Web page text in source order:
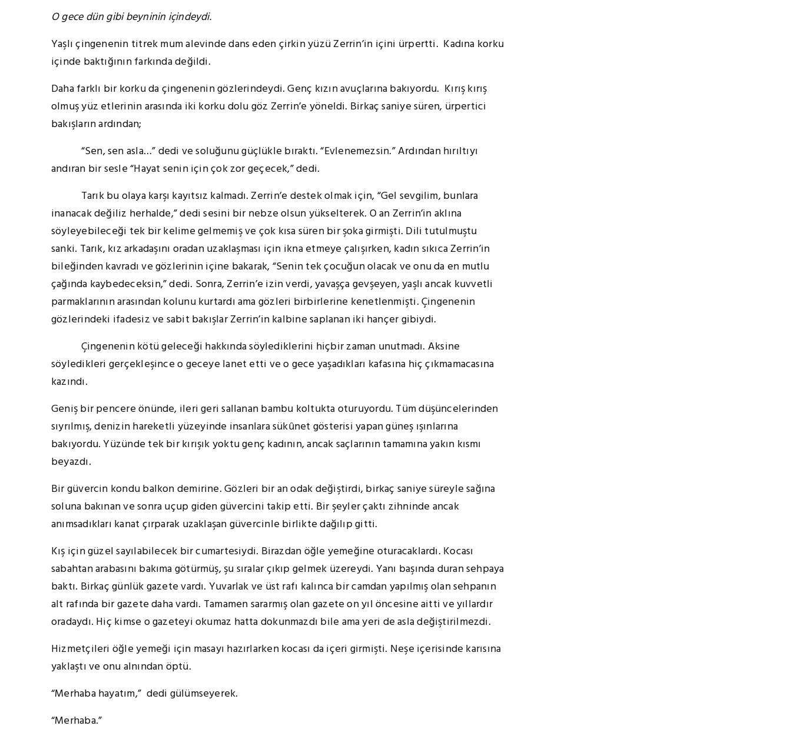
O gece dün gibi beyninin içindeydi.
Yaşlı çingenenin titrek mum alevinde dans eden çirkin yüzü Zerrin’in içini ürpertti. Kadına korku
içinde baktığının farkında değildi.
Daha farklı bir korku da çingenenin gözlerindeydi. Genç kızın avuçlarına bakıyordu. Kırış kırış
olmuş yüz etlerinin arasında iki korku dolu göz Zerrin’e yöneldi. Birkaç saniye süren, ürpertici
bakışların ardından;
“Sen, sen asla…” dedi ve soluğunu güçlükle bıraktı. “Evlenemezsin.” Ardından hırıltıyı
andıran bir sesle “Hayat senin için çok zor geçecek,” dedi.
Tarık bu olaya karşı kayıtsız kalmadı. Zerrin’e destek olmak için, “Gel sevgilim, bunlara
inanacak değiliz herhalde,” dedi sesini bir nebze olsun yükselterek. O an Zerrin’in aklına
söyleyebileceği tek bir kelime gelmemiş ve çok kısa süren bir şoka girmişti. Dili tutulmuştu
sanki. Tarık, kız arkadaşını oradan uzaklaşması için ikna etmeye çalışırken, kadın sıkıca Zerrin’in
bileğinden kavradı ve gözlerinin içine bakarak, “Senin tek çocuğun olacak ve onu da en mutlu
çağında kaybedeceksin,” dedi. Sonra, Zerrin’e izin verdi, yavaşça gevşeyen, yaşlı ancak kuvvetli
parmaklarının arasından kolunu kurtardı ama gözleri birbirlerine kenetlenmişti. Çingenenin
gözlerindeki ifadesiz ve sabit bakışlar Zerrin’in kalbine saplanan iki hançer gibiydi.
Çingenenin kötü geleceği hakkında söylediklerini hiçbir zaman unutmadı. Aksine
söyledikleri gerçekleşince o geceye lanet etti ve o gece yaşadıkları kafasına hiç çıkmamacasına
kazındı.
Geniş bir pencere önünde, ileri geri sallanan bambu koltukta oturuyordu. Tüm düşüncelerinden
sıyrılmış, denizin hareketli yüzeyinde insanlara sükûnet gösterisi yapan güneş ışınlarına
bakıyordu. Yüzünde tek bir kırışık yoktu genç kadının, ancak saçlarının tamamına yakın kısmı
beyazdı.
Bir güvercin kondu balkon demirine. Gözleri bir an odak değiştirdi, birkaç saniye süreyle sağına
soluna bakınan ve sonra uçup giden güvercini takip etti. Bir şeyler çaktı zihninde ancak
anımsadıkları kanat çırparak uzaklaşan güvercinle birlikte dağılıp gitti.
Kış için güzel sayılabilecek bir cumartesiydi. Birazdan öğle yemeğine oturacaklardı. Kocası
sabahtan arabasını bakıma götürmüş, şu sıralar çıkıp gelmek üzereydi. Yanı başında duran sehpaya
baktı. Birkaç günlük gazete vardı. Yuvarlak ve üst rafı kalınca bir camdan yapılmış olan sehpanın
alt rafında bir gazete daha vardı. Tamamen sararmış olan gazete on yıl öncesine aitti ve yıllardır
oradaydı. Hiç kimse o gazeteyi okumaz hatta dokunmazdı bile ama yeri de asla değiştirilmezdi.
Hizmetçileri öğle yemeği için masayı hazırlarken kocası da içeri girmişti. Neşe içerisinde karısına
yaklaştı ve onu alnından öptü.
“Merhaba hayatım,” dedi gülümseyerek.
“Merhaba.”